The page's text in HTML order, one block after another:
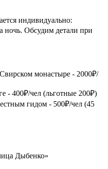
индивидуально:
ночь. Обсудим детали при
монастыре - 2000₽/
- 400₽/чел (льготные 200₽)
гидом - 500₽/чел (45
Дыбенко»